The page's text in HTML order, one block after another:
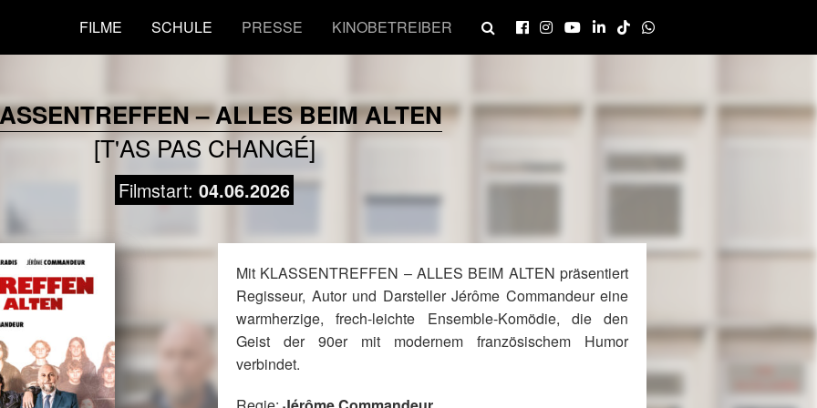
FILME SCHULE PRESSE KINOBETREIBER
– ALLES BEIM ALTEN
[T'AS PAS CHANGÉ]
Filmstart: 04.06.2026
Mit KLASSENTREFFEN – ALLES BEIM ALTEN präsentiert
Regisseur, Autor und Darsteller Jérôme Commandeur eine
warmherzige, frech-leichte Ensemble-Komödie, die den
Geist der 90er mit modernem französischem Humor
verbindet.